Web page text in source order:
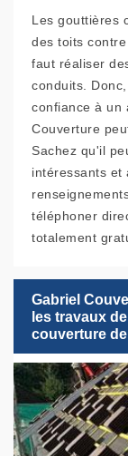
Les gouttières
des toits
faut réaliser
conduits.
confiance à un
Couverture
Sachez qu'il
intéressants et
téléphoner
totalement
Gabriel
les travaux
couverture